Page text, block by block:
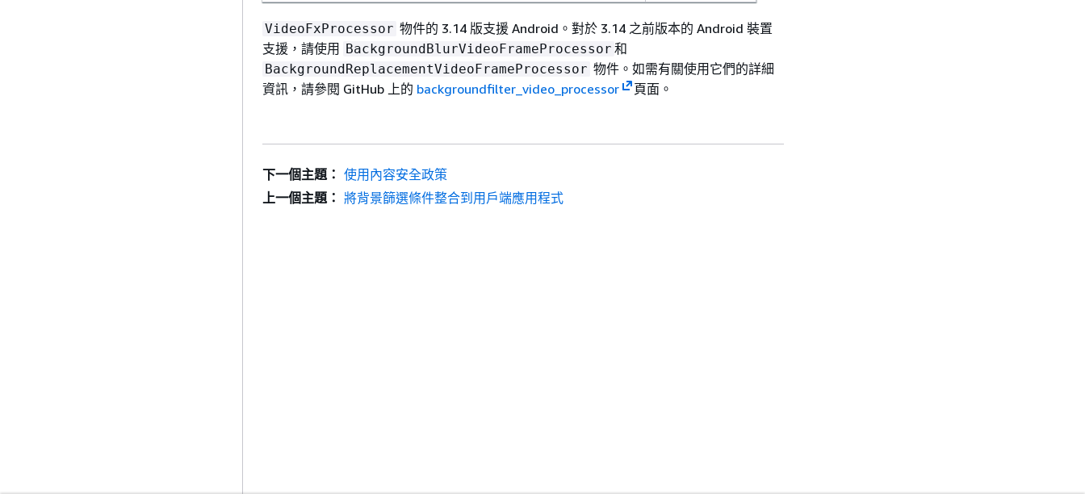
VideoFxProcessor 物件的 3.14 版支援 Android。對於 3.14 之前版本的 Android 裝置
支援，請使用 BackgroundBlurVideoFrameProcessor 和
BackgroundReplacementVideoFrameProcessor 物件。如需有關使用它們的詳細
資訊，請參閱 GitHub 上的 backgroundfilter_video_processor 頁面。
下一個主題： 使用內容安全政策
上一個主題： 將背景篩選條件整合到用戶端應用程式